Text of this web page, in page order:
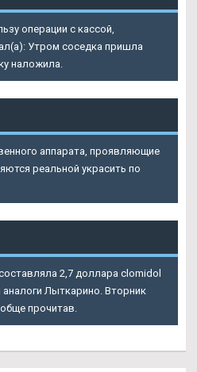
операции с кассой,
Утром соседка пришла
наложила.
аппарата, проявляющие
реальной украсить по
2,7 доллара clomidol
аналоги Лыткарино. Вторник
прочитав.